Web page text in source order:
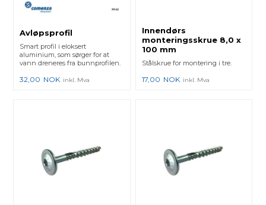
Avløpsprofil
Smart profil i eloksert
aluminium, som sørger for at
vann dreneres fra bunnprofilen.
32,00 NOK inkl. Mva
Innendørs
monteringsskrue 8,0 x
100 mm
Stålskrue for montering i tre.
17,00 NOK inkl. Mva